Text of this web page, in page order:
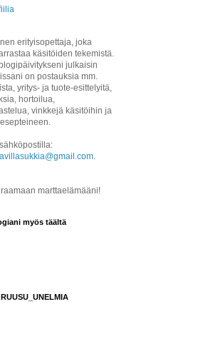
erityisopettaja, joka
käsitöiden tekemistä.
julkaisin
on postauksia mm.
yritys- ja tuote-esittelyitä,
hortoilua,
vinkkejä käsitöihin ja
.
marttaelämääni!
myös täältä